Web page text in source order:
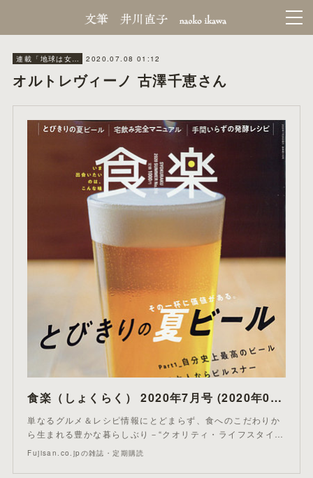
連載「地球は女将で回ってる」食楽 2020.07.08 01:12
オルトレヴィーノ 古澤千恵さん
食楽（しょくらく） 2020年7月号 (2020年07月06日発売)
単なるグルメ＆レシピ情報にとどまらず、食へのこだわりか
ら生まれる豊かな暮らしぶり－“クオリティ・ライフスタイ…
Fujisan.co.jpの雑誌・定期購読